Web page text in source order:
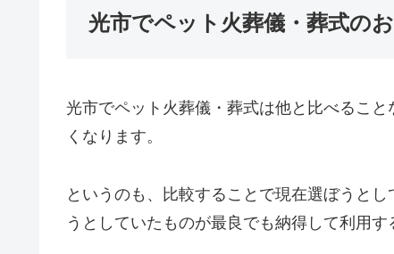
光市でペット火葬儀・葬式の
光市でペット火葬儀・葬式は他と比べるこ
くなります。
というのも、比較することで現在選ぼうと
うとしていたものが最良でも納得して利用す